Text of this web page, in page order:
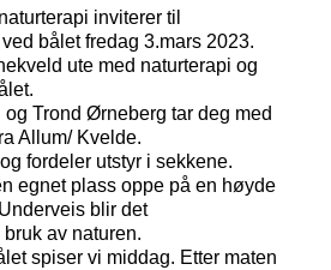
inviterer til
bålet fredag 3.mars 2023.
ute med naturterapi og
Trond Ørneberg tar deg med
Allum/ Kvelde.
fordeler utstyr i sekkene.
egnet plass oppe på en høyde
blir det
av naturen.
spiser vi middag. Etter maten